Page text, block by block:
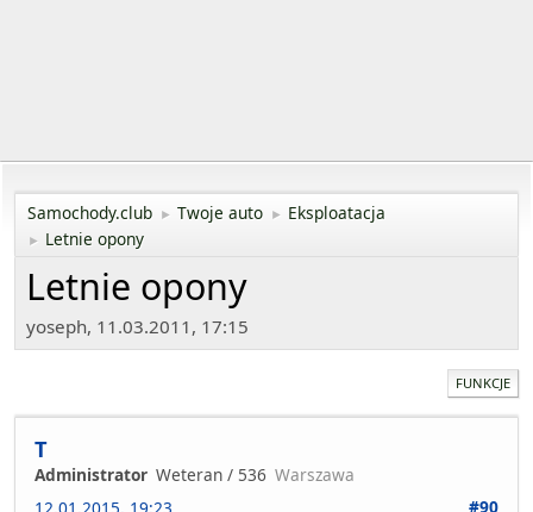
Samochody.club ► Twoje auto ► Eksploatacja
► Letnie opony
Letnie opony
yoseph, 11.03.2011, 17:15
FUNKCJE
T
Administrator Weteran / 536 Warszawa
#90